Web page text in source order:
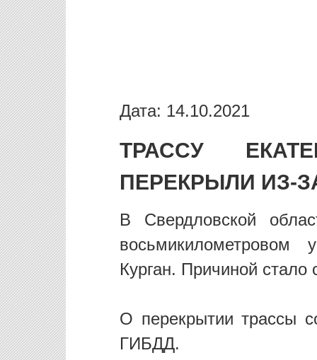
Дата: 14.10.2021
ТРАССУ
ПЕРЕКРЫЛИ ИЗ-
В Свердловской
восьмикилометровом
Курган. Причиной
О перекрытии трассы
ГИБДД.